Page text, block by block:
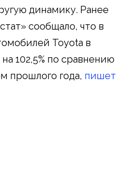
динамику. Ранее
сообщало, что в
Toyota в
102,5% по сравнению
прошлого года, пишет